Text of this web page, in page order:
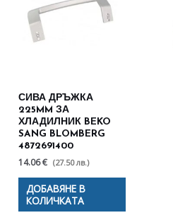
СИВА ДРЪЖКА
225MM ЗА
ХЛАДИЛНИК BEKO
SANG BLOMBERG
4872691400
14.06 € (27.50 лв.)
ДОБАВЯНЕ В
КОЛИЧКАТА